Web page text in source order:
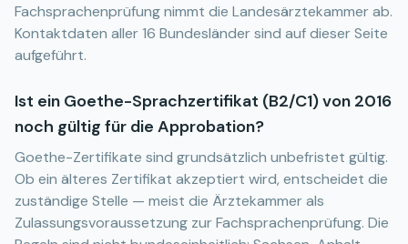
Fachsprachenprüfung nimmt die Landesärztekammer ab.
Kontaktdaten aller 16 Bundesländer sind auf dieser Seite
aufgeführt.
Ist ein Goethe-Sprachzertifikat (B2/C1) von 2016
noch gültig für die Approbation?
Goethe-Zertifikate sind grundsätzlich unbefristet gültig.
Ob ein älteres Zertifikat akzeptiert wird, entscheidet die
zuständige Stelle — meist die Ärztekammer als
Zulassungsvoraussetzung zur Fachsprachenprüfung. Die